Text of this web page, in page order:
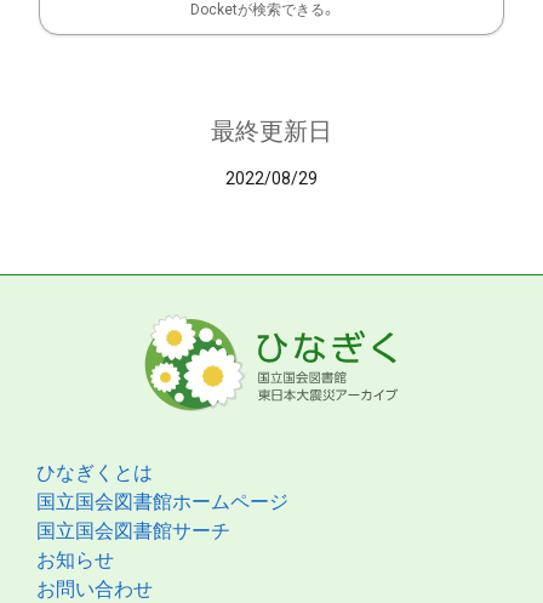
Docketが検索できる。
最終更新日
2022/08/29
ひなぎくとは
国立国会図書館ホームページ
国立国会図書館サーチ
お知らせ
お問い合わせ